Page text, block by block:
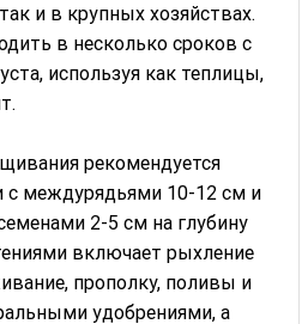
и в крупных хозяйствах.
в несколько сроков с
используя как теплицы,
рекомендуется
с междурядьями 10-12 см и
2-5 см на глубину
включает рыхление
прополку, поливы и
удобрениями, а